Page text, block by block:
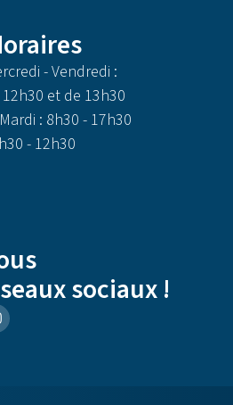
- Vendredi :
et de 13h30
: 8h30 - 17h30
- 12h30
sociaux !